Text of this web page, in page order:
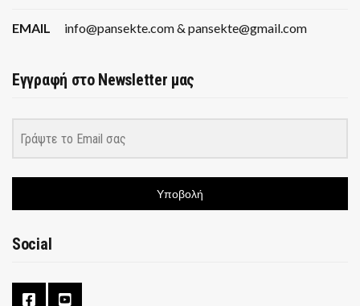
EMAIL info@pansekte.com & pansekte@gmail.com
Εγγραφή στο Newsletter μας
Υποβολή
Social